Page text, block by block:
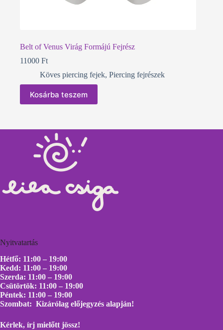
Belt of Venus Virág Formájú Fejrész
11000 Ft
Köves piercing fejek, Piercing fejrészek
Kosárba teszem
Nyitvatartás
Hétfő: 11:00 – 19:00
Kedd: 11:00 – 19:00
Szerda: 11:00 – 19:00
Csütörtök: 11:00 – 19:00
Péntek: 11:00 – 19:00
Szombat: Kizárólag előjegyzés alapján!
Kérlek, írj mielőtt jössz!